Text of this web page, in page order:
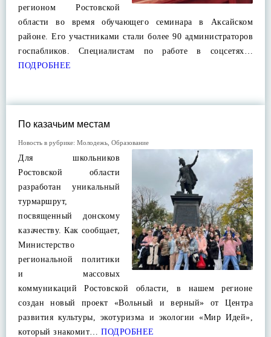
регионом Ростовской
области во время обучающего семинара в Аксайском
районе. Его участниками стали более 90 администраторов
госпабликов. Специалистам по работе в соцсетях…
ПОДРОБНЕЕ
По казачьим местам
Новость в рубрике: Молодежь Образование
Для школьников
Ростовской области
разработан уникальный
турмаршрут,
посвященный донскому
казачеству. Как сообщает,
Министерство
региональной политики
и массовых
коммуникаций Ростовской области, в нашем регионе
создан новый проект «Вольный и верный» от Центра
развития культуры, экотуризма и экологии «Мир Идей»,
который знакомит… ПОДРОБНЕЕ